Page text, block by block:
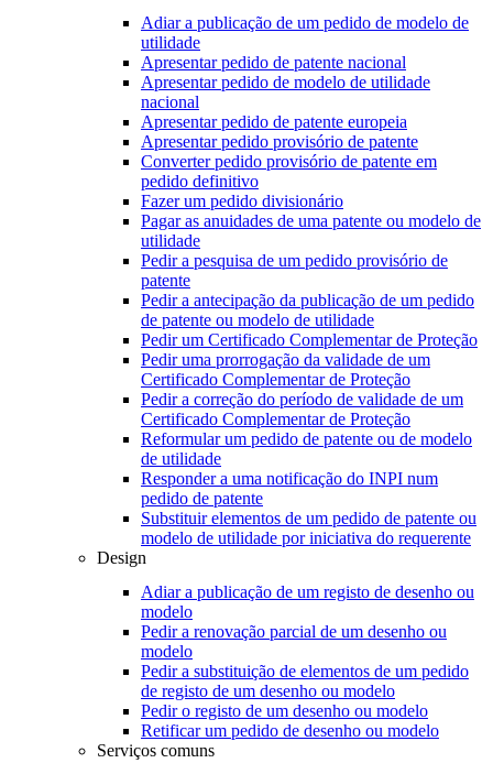
Adiar a publicação de um pedido de modelo de
utilidade
Apresentar pedido de patente nacional
Apresentar pedido de modelo de utilidade
nacional
Apresentar pedido de patente europeia
Apresentar pedido provisório de patente
Converter pedido provisório de patente em
pedido definitivo
Fazer um pedido divisionário
Pagar as anuidades de uma patente ou modelo de
utilidade
Pedir a pesquisa de um pedido provisório de
patente
Pedir a antecipação da publicação de um pedido
de patente ou modelo de utilidade
Pedir um Certificado Complementar de Proteção
Pedir uma prorrogação da validade de um
Certificado Complementar de Proteção
Pedir a correção do período de validade de um
Certificado Complementar de Proteção
Reformular um pedido de patente ou de modelo
de utilidade
Responder a uma notificação do INPI num
pedido de patente
Substituir elementos de um pedido de patente ou
modelo de utilidade por iniciativa do requerente
Design
Adiar a publicação de um registo de desenho ou
modelo
Pedir a renovação parcial de um desenho ou
modelo
Pedir a substituição de elementos de um pedido
de registo de um desenho ou modelo
Pedir o registo de um desenho ou modelo
Retificar um pedido de desenho ou modelo
Serviços comuns